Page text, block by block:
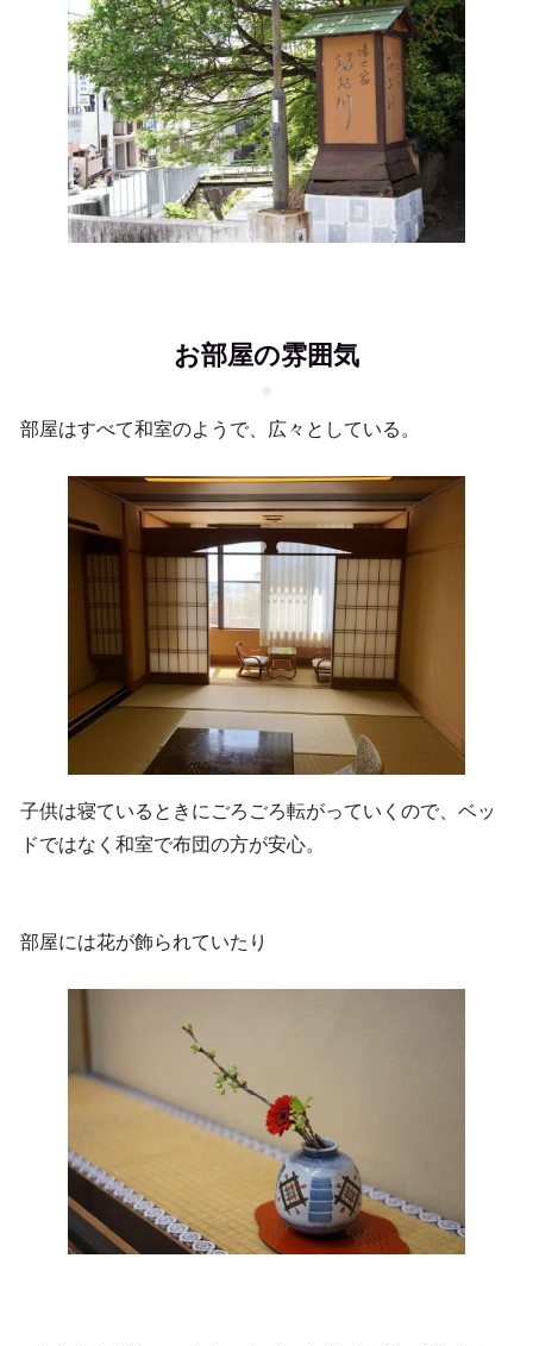
お部屋の雰囲気
部屋はすべて和室のようで、広々としている。
子供は寝ているときにごろごろ転がっていくので、ベッ
ドではなく和室で布団の方が安心。
部屋には花が飾られていたり